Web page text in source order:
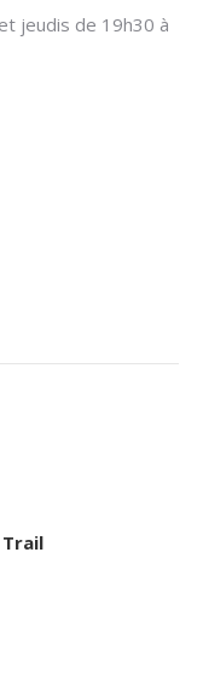
jeudis de 19h30 à